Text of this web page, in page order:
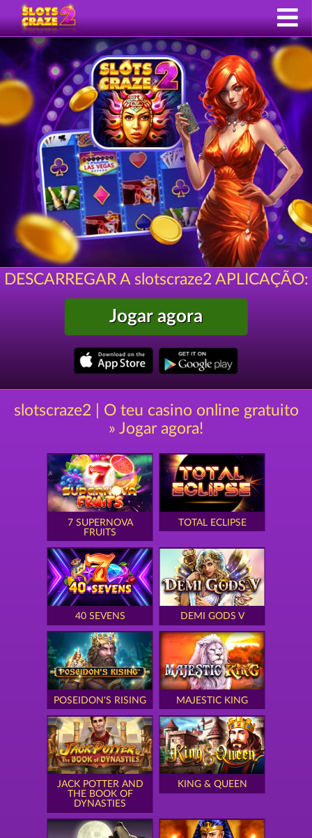
DESCARREGAR A slotscraze2 APLICAÇÃO:
Jogar agora
slotscraze2 | O teu casino online gratuito
» Jogar agora!
7 SUPERNOVA
FRUITS
TOTAL ECLIPSE
40 SEVENS DEMI GODS V
POSEIDON'S RISING MAJESTIC KING
JACK POTTER AND
THE BOOK OF
DYNASTIES
KING & QUEEN